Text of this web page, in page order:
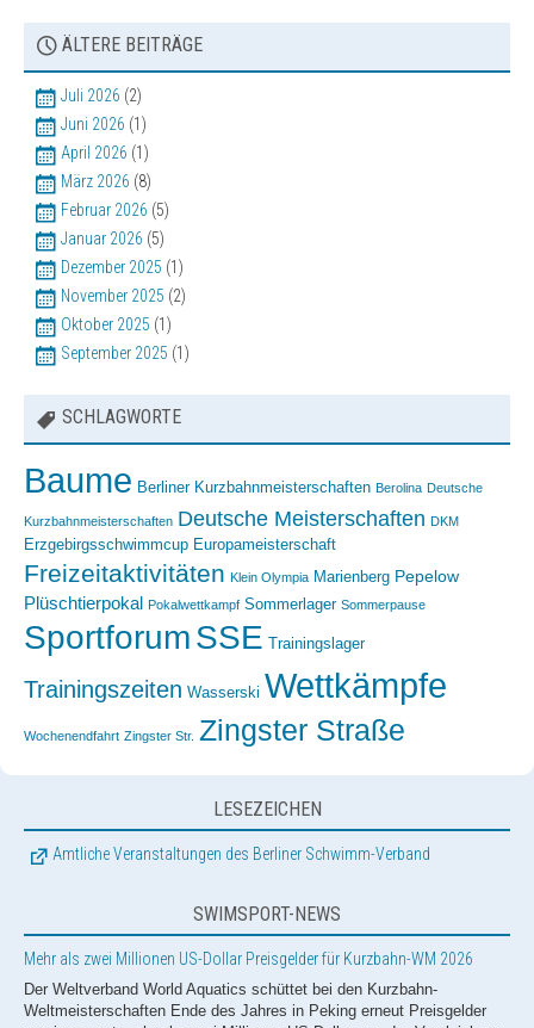
ÄLTERE BEITRÄGE
Juli 2026 (2)
Juni 2026 (1)
April 2026 (1)
März 2026 (8)
Februar 2026 (5)
Januar 2026 (5)
Dezember 2025 (1)
November 2025 (2)
Oktober 2025 (1)
September 2025 (1)
SCHLAGWORTE
Baume Berliner Kurzbahnmeisterschaften Berolina Deutsche
Kurzbahnmeisterschaften Deutsche Meisterschaften DKM
Erzgebirgsschwimmcup Europameisterschaft
Freizeitaktivitäten Klein Olympia Marienberg Pepelow
Plüschtierpokal Pokalwettkampf Sommerlager Sommerpause
SportforumSSE Trainingslager
Trainingszeiten Wasserski Wettkämpfe
Wochenendfahrt Zingster Str. Zingster Straße
LESEZEICHEN
Amtliche Veranstaltungen des Berliner Schwimm-Verband
SWIMSPORT-NEWS
Der Weltverband World Aquatics schüttet bei den Kurzbahn-
Weltmeisterschaften Ende des Jahres in Peking erneut Preisgelder
von ingesamt mehr als zwei Millionen US-Dollar aus. Im Vergleich zu